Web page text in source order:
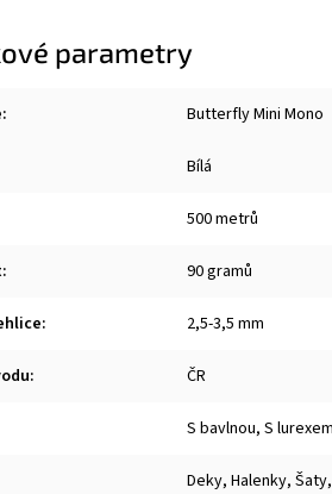
parametry
: Butterfly Mini Mono
Bílá
500 metrů
: 90 gramů
: 2,5-3,5 mm
: ČR
S bavlnou, S lurexem
Deky, Halenky,